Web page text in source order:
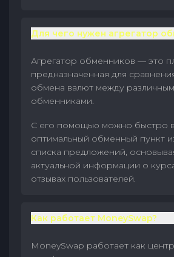
Для чего нужен агрегатор
Агрегатор обменников — это
предназначенная для
обмена валют между
обменниками.
С его помощью можно быстро
оптимальный обменный пункт
списка предложений,
актуальной информации о
отзывах пользователей.
Как работает MoneySwap?
MoneySwap работает как